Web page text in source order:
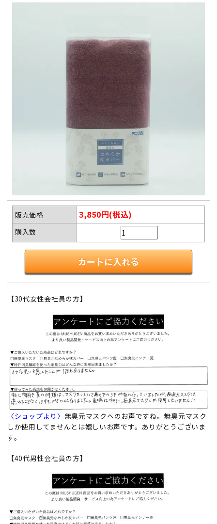
販売価格 3,850円(税込)
購入数
【30代女性会社員の方】
〈ショップより〉 無臭元マスクへのお声ですね。無臭元マスク
しか使用してませんとは嬉しいお声です。ありがとうございま
す。
【40代男性会社員の方】